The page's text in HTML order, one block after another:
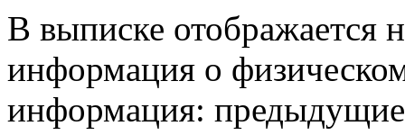
В выписке отображается
информация о
информация: